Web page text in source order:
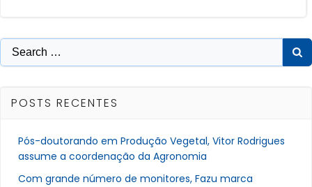
Post
Post
Search
for:
POSTS RECENTES
Pós-doutorando em Produção Vegetal, Vitor Rodrigues
assume a coordenação da Agronomia
Com grande número de monitores, Fazu marca